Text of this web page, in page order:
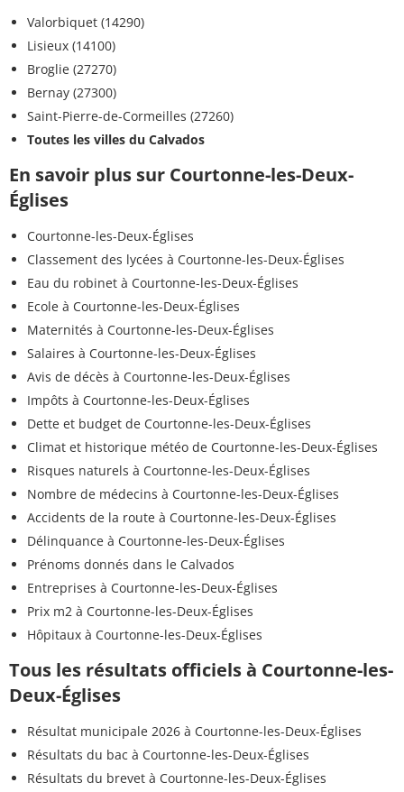
Valorbiquet (14290)
Lisieux (14100)
Broglie (27270)
Bernay (27300)
Saint-Pierre-de-Cormeilles (27260)
Toutes les villes du Calvados
En savoir plus sur Courtonne-les-Deux-
Églises
Courtonne-les-Deux-Églises
Classement des lycées à Courtonne-les-Deux-Églises
Eau du robinet à Courtonne-les-Deux-Églises
Ecole à Courtonne-les-Deux-Églises
Maternités à Courtonne-les-Deux-Églises
Salaires à Courtonne-les-Deux-Églises
Avis de décès à Courtonne-les-Deux-Églises
Impôts à Courtonne-les-Deux-Églises
Dette et budget de Courtonne-les-Deux-Églises
Climat et historique météo de Courtonne-les-Deux-Églises
Risques naturels à Courtonne-les-Deux-Églises
Nombre de médecins à Courtonne-les-Deux-Églises
Accidents de la route à Courtonne-les-Deux-Églises
Délinquance à Courtonne-les-Deux-Églises
Prénoms donnés dans le Calvados
Entreprises à Courtonne-les-Deux-Églises
Prix m2 à Courtonne-les-Deux-Églises
Hôpitaux à Courtonne-les-Deux-Églises
Tous les résultats officiels à Courtonne-les-
Deux-Églises
Résultat municipale 2026 à Courtonne-les-Deux-Églises
Résultats du bac à Courtonne-les-Deux-Églises
Résultats du brevet à Courtonne-les-Deux-Églises